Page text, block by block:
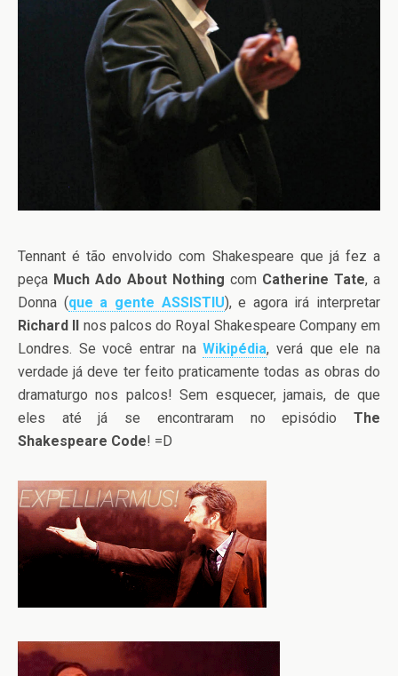
Tennant é tão envolvido com Shakespeare que já fez a
peça Much Ado About Nothing com Catherine Tate, a
Donna (que a gente ASSISTIU), e agora irá interpretar
Richard II nos palcos do Royal Shakespeare Company em
Londres. Se você entrar naWikipédia, verá que ele na
verdade já deve ter feito praticamente todas as obras do
dramaturgo nos palcos! Sem esquecer, jamais, de que
eles até já se encontraram no episódio The
Shakespeare Code! =D